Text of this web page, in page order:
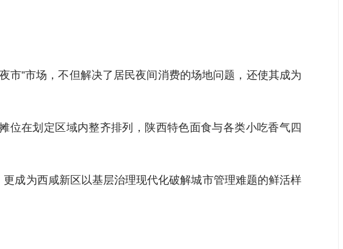
市”市场，不但解决了居民夜间消费的场地问题，还使其成为
位在划定区域内整齐排列，陕西特色面食与各类小吃香气四
成为西咸新区以基层治理现代化破解城市管理难题的鲜活样